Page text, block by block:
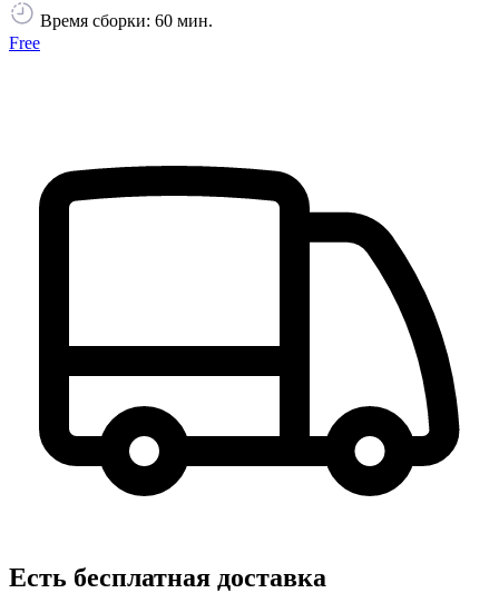
Время сборки: 60 мин.
Free
Есть бесплатная доставка